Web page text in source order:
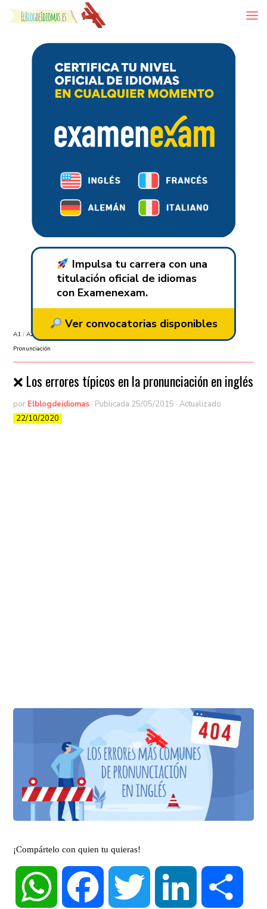
Skip to content
Impulsa tu carrera con una
titulación oficial de idiomas
con Examenexam.
Ver convocatorias disponibles
A1 / A2
Pronunciación
❌ Los errores típicos en la pronunciación en inglés
por Elblogdeidiomas · Publicada 25/05/2015 · Actualizado
22/10/2020
¡Compártelo con quien tu quieras!
WhatsApp Facebook Twitter LinkedIn